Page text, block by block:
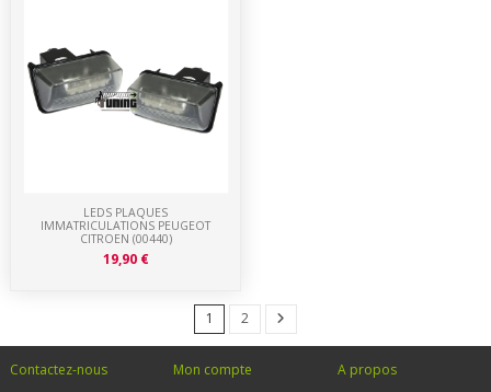
LEDS PLAQUES
IMMATRICULATIONS PEUGEOT
CITROEN (00440)
19,90 €
1 2
Contactez-nous Mon compte A propos